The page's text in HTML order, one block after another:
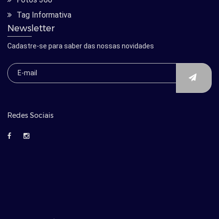
Tag Informativa
Newsletter
Cadastre-se para saber das nossas novidades
Redes Sociais